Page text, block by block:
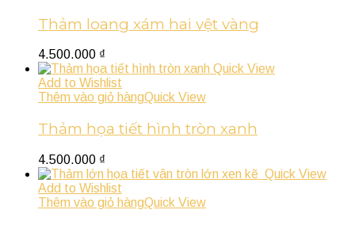
Thảm loang xám hai vệt vàng
4.500.000 ₫
Quick View
Add to Wishlist
Thêm vào giỏ hàngQuick View
Thảm họa tiết hình tròn xanh
4.500.000 ₫
Quick View
Add to Wishlist
Thêm vào giỏ hàngQuick View